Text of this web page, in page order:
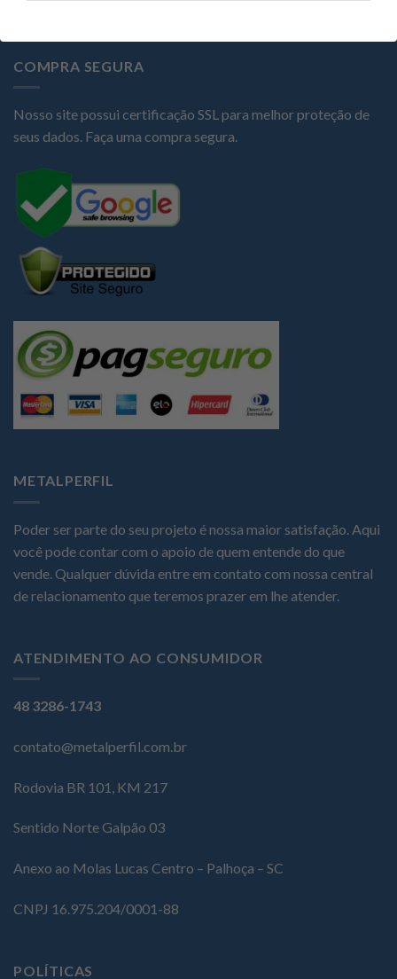
COMPRA SEGURA
Nosso site possui certificação SSL para melhor proteção de
seus dados. Faça uma compra segura.
METALPERFIL
Poder ser parte do seu projeto é nossa maior satisfação. Aqui
você pode contar com o apoio de quem entende do que
vende. Qualquer dúvida entre em contato com nossa central
de relacionamento que teremos prazer em lhe atender.
ATENDIMENTO AO CONSUMIDOR
48 3286-1743
contato@metalperfil.com.br
Rodovia BR 101, KM 217
Sentido Norte Galpão 03
Anexo ao Molas Lucas Centro – Palhoça – SC
CNPJ 16.975.204/0001-88
POLÍTICAS